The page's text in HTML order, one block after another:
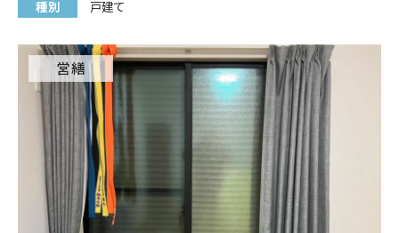
種別 戸建て
営繕